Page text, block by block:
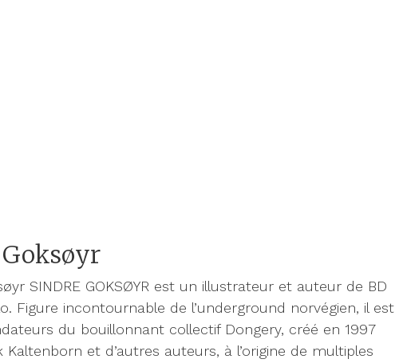
SINDRE GOKSØYR est un illustrateur et auteur de BD
Figure incontournable de l’underground norvégien, il est
du bouillonnant collectif Dongery, créé en 1997
Kaltenborn et d’autres auteurs, à l’origine de multiples